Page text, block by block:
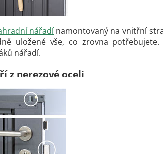
nářadínamontovaný na vnitřní
uložené vše, co zrovna
nářadí.
z nerezové oceli